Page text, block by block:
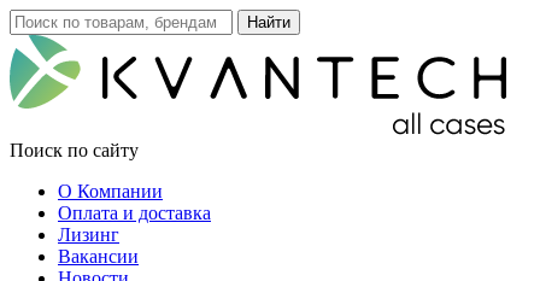
Поиск по сайту
О Компании
Оплата и доставка
Лизинг
Вакансии